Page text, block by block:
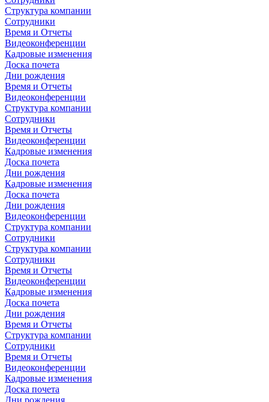
Структура компании
Сотрудники
Время и Отчеты
Видеоконференции
Кадровые изменения
Доска почета
Дни рождения
Время и Отчеты
Видеоконференции
Структура компании
Сотрудники
Время и Отчеты
Видеоконференции
Кадровые изменения
Доска почета
Дни рождения
Кадровые изменения
Доска почета
Дни рождения
Видеоконференции
Структура компании
Сотрудники
Структура компании
Сотрудники
Время и Отчеты
Видеоконференции
Кадровые изменения
Доска почета
Дни рождения
Время и Отчеты
Структура компании
Сотрудники
Время и Отчеты
Видеоконференции
Кадровые изменения
Доска почета
Дни рождения